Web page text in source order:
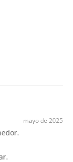
mayo de 2025